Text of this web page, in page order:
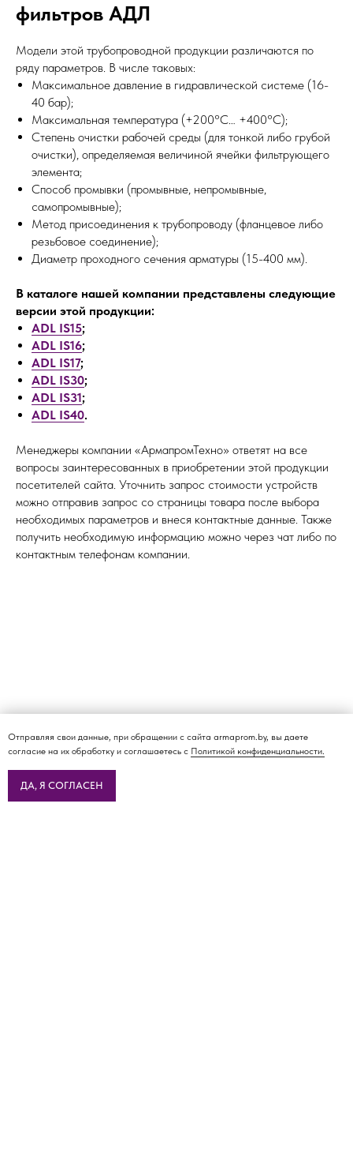
фильтров АДЛ
Модели этой трубопроводной продукции различаются по
ряду параметров. В числе таковых:
Максимальное давление в гидравлической системе (16-
40 бар);
Максимальная температура (+200°С… +400°С);
Степень очистки рабочей среды (для тонкой либо грубой
очистки), определяемая величиной ячейки фильтрующего
элемента;
Способ промывки (промывные, непромывные,
самопромывные);
Метод присоединения к трубопроводу (фланцевое либо
резьбовое соединение);
Диаметр проходного сечения арматуры (15-400 мм).
В каталоге нашей компании представлены следующие
версии этой продукции:
ADL IS15;
ADL IS16;
ADL IS17;
ADL IS30;
ADL IS31;
ADL IS40.
Менеджеры компании «АрмапромТехно» ответят на все
вопросы заинтересованных в приобретении этой продукции
посетителей сайта. Уточнить запрос стоимости устройств
можно отправив запрос со страницы товара после выбора
необходимых параметров и внеся контактные данные. Также
получить необходимую информацию можно через чат либо по
контактным телефонам компании.
Отправляя свои данные, при обращении с сайта armaprom.by, вы даете
согласие на их обработку и соглашаетесь с Политикой конфиденциальности.
ДА, Я СОГЛАСЕН